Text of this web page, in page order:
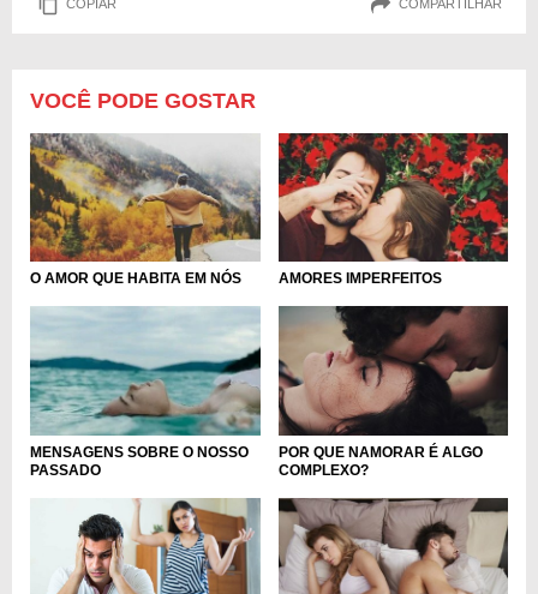
COPIAR COMPARTILHAR
VOCÊ PODE GOSTAR
O AMOR QUE HABITA EM NÓS AMORES IMPERFEITOS
MENSAGENS SOBRE O NOSSO
PASSADO
POR QUE NAMORAR É ALGO
COMPLEXO?